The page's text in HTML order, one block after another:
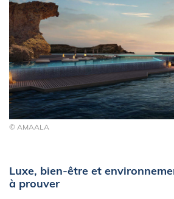
© AMAALA
Luxe, bien-être et
à prouver